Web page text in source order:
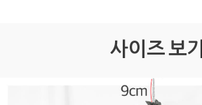
사이즈 보기